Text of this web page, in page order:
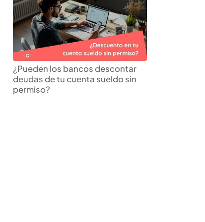
¿Pueden los bancos descontar
deudas de tu cuenta sueldo sin
permiso?